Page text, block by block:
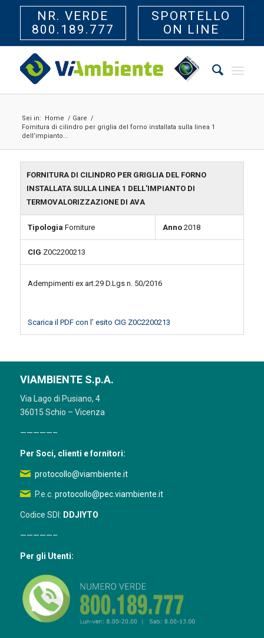
NR. VERDE
800.189.777
SPORTELLO
ON LINE
Sei in: Home / Gare /
Fornitura di cilindro per griglia del forno installata sulla linea 1
dell’impianto...
FORNITURA DI CILINDRO PER GRIGLIA DEL FORNO
INSTALLATA SULLA LINEA 1 DELL'IMPIANTO DI
TERMOVALORIZZAZIONE DI AVA
Tipologia Forniture Anno2018
CIG Z0C2200213
Adempimenti ex art.29 D.Lgs n. 50/2016
Scarica il PDF con l’ esito CIG Z0C2200213
VIAMBIENTE S.p.A.
Via Lago di Pusiano, 4
36015 Schio – Vicenza
—————–
Per Soci, clienti e fornitori:
protocollo@viambiente.it
P.e.c. protocollo@pec.viambiente.it
Codice SDI: DDJIYTO
—————–
Per gli Utenti: